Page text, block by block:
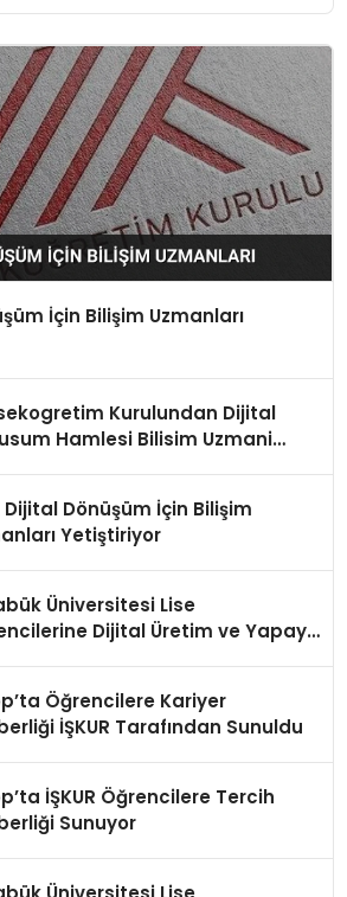
İçin Bilişim Uzmanları
Kurulundan Dijital
Hamlesi Bilisim Uzmani
Dijital Dönüşüm İçin Bilişim
Yetiştiriyor
Üniversitesi Lise
Dijital Üretim ve Yapay
Öğrencilere Kariyer
İŞKUR Tarafından Sunuldu
İŞKUR Öğrencilere Tercih
Sunuyor